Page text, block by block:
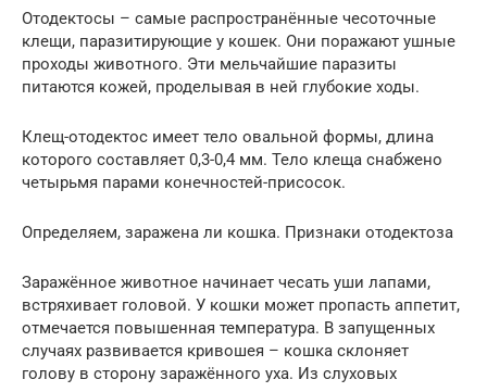
Отодектосы – самые распространённые чесоточные
клещи, паразитирующие у кошек. Они поражают ушные
проходы животного. Эти мельчайшие паразиты
питаются кожей, проделывая в ней глубокие ходы.
Клещ-отодектос имеет тело овальной формы, длина
которого составляет 0,3-0,4 мм. Тело клеща снабжено
четырьмя парами конечностей-присосок.
Определяем, заражена ли кошка. Признаки отодектоза
Заражённое животное начинает чесать уши лапами,
встряхивает головой. У кошки может пропасть аппетит,
отмечается повышенная температура. В запущенных
случаях развивается кривошея – кошка склоняет
голову в сторону заражённого уха. Из слуховых